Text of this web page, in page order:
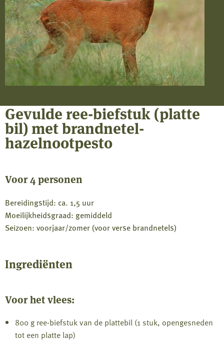
Gevulde ree-biefstuk (platte
bil) met brandnetel-
hazelnootpesto
Voor 4 personen
Bereidingstijd: ca. 1,5 uur
Moeilijkheidsgraad: gemiddeld
Seizoen: voorjaar/zomer (voor verse brandnetels)
Ingrediënten
Voor het vlees:
800 g ree-biefstuk van de plattebil (1 stuk, opengesneden
tot een platte lap)